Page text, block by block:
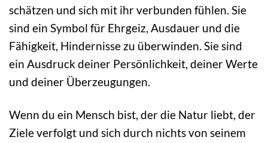
schätzen und sich mit ihr verbunden fühlen. Sie
sind ein Symbol für Ehrgeiz, Ausdauer und die
Fähigkeit, Hindernisse zu überwinden. Sie sind
ein Ausdruck deiner Persönlichkeit, deiner Werte
und deiner Überzeugungen.
Wenn du ein Mensch bist, der die Natur liebt, der
Ziele verfolgt und sich durch nichts von seinem